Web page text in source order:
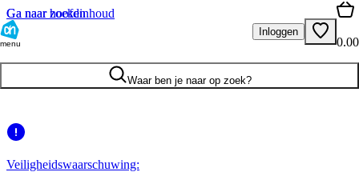
Ga naar hoofdinhoud
Ga naar zoeken
menu
Inloggen
0.00
Waar ben je naar op zoek?
Veiligheidswaarschuwing: